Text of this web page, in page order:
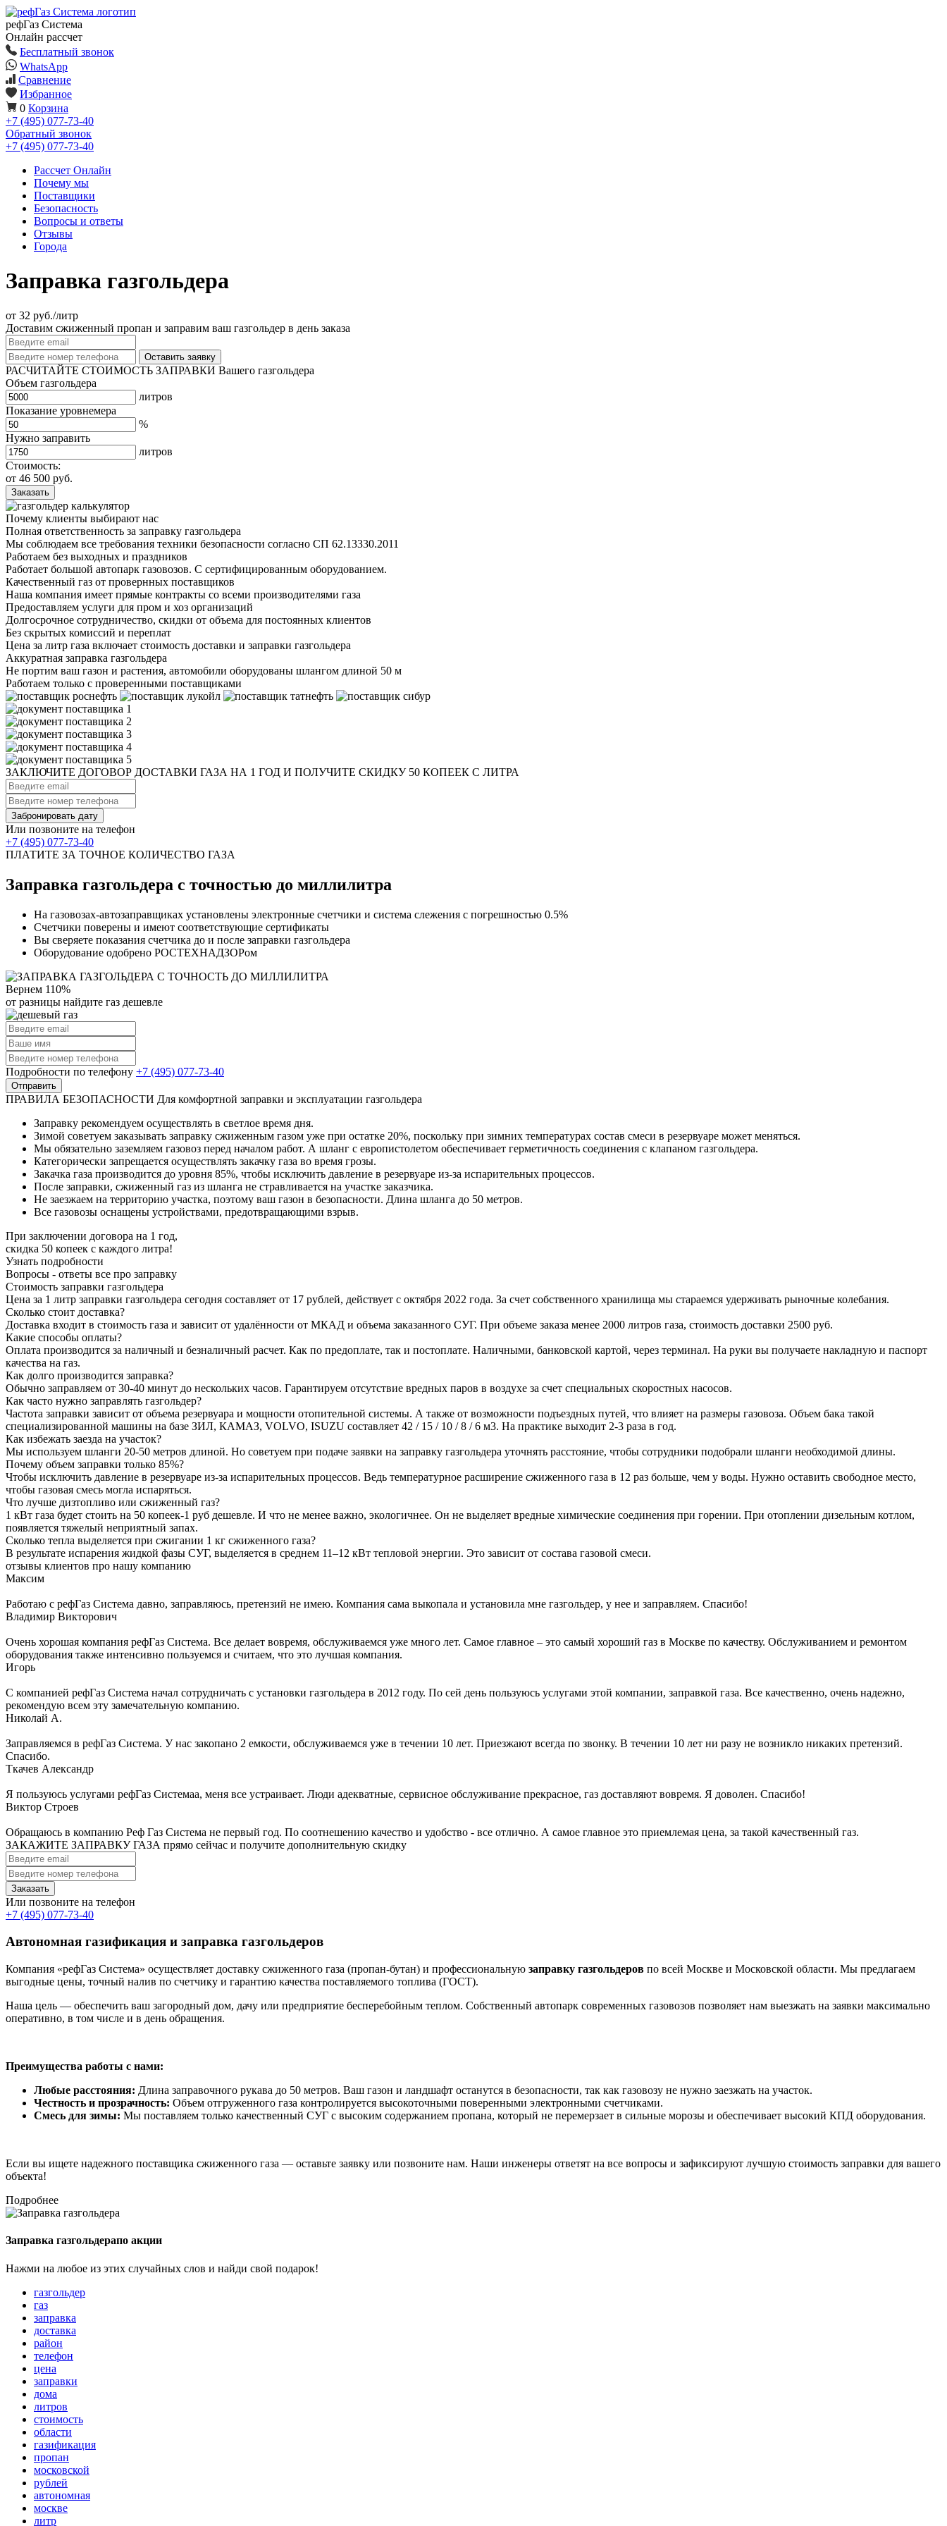
рефГаз Система
Онлайн рассчет
Бесплатный звонок
WhatsApp
Сравнение
Избранное
0 Корзина
+7 (495) 077-73-40
Обратный звонок
+7 (495) 077-73-40
Рассчет Онлайн
Почему мы
Поставщики
Безопасность
Вопросы и ответы
Отзывы
Города
Заправка газгольдера
от 32 руб./литр
Доставим сжиженный пропан и заправим ваш газгольдер в день заказа
Оставить заявку
РАСЧИТАЙТЕ СТОИМОСТЬ ЗАПРАВКИ Вашего газгольдера
Объем газгольдера
литров
Показание уровнемера
%
Нужно заправить
литров
Стоимость:
от 46 500 руб.
Заказать
Почему клиенты выбирают нас
Полная ответственность за заправку газгольдера
Мы соблюдаем все требования техники безопасности согласно СП 62.13330.2011
Работаем без выходных и праздников
Работает большой автопарк газовозов. С сертифицированным оборудованием.
Качественный газ от провернных поставщиков
Наша компания имеет прямые контракты со всеми производителями газа
Предоставляем услуги для пром и хоз организаций
Долгосрочное сотрудничество, скидки от объема для постоянных клиентов
Без скрытых комиссий и переплат
Цена за литр газа включает стоимость доставки и заправки газгольдера
Аккуратная заправка газгольдера
Не портим ваш газон и растения, автомобили оборудованы шлангом длиной 50 м
Работаем только с проверенными поставщиками
ЗАКЛЮЧИТЕ ДОГОВОР ДОСТАВКИ ГАЗА НА 1 ГОД И ПОЛУЧИТЕ СКИДКУ 50 КОПЕЕК С ЛИТРА
Забронировать дату
Или позвоните на телефон
+7 (495) 077-73-40
ПЛАТИТЕ ЗА ТОЧНОЕ КОЛИЧЕСТВО ГАЗА
Заправка газгольдера с точностью до миллилитра
На газовозах-автозаправщиках установлены электронные счетчики и система слежения с погрешностью 0.5%
Счетчики поверены и имеют соответствующие сертификаты
Вы сверяете показания счетчика до и после заправки газгольдера
Оборудование одобрено РОСТЕХНАДЗОРом
Вернем 110%
от разницы найдите газ дешевле
Подробности по телефону +7 (495) 077-73-40
Отправить
ПРАВИЛА БЕЗОПАСНОСТИ Для комфортной заправки и эксплуатации газгольдера
Заправку рекомендуем осуществлять в светлое время дня.
Зимой советуем заказывать заправку сжиженным газом уже при остатке 20%, поскольку при зимних температурах состав смеси в резервуаре может меняться.
Мы обязательно заземляем газовоз перед началом работ. А шланг с европистолетом обеспечивает герметичность соединения с клапаном газгольдера.
Категорически запрещается осуществлять закачку газа во время грозы.
Закачка газа производится до уровня 85%, чтобы исключить давление в резервуаре из-за испарительных процессов.
После заправки, сжиженный газ из шланга не стравливается на участке заказчика.
Не заезжаем на территорию участка, поэтому ваш газон в безопасности. Длина шланга до 50 метров.
Все газовозы оснащены устройствами, предотвращающими взрыв.
При заключении договора на 1 год,
скидка 50 копеек с каждого литра!
Узнать подробности
Вопросы - ответы все про заправку
Стоимость заправки газгольдера
Цена за 1 литр заправки газгольдера сегодня составляет от 17 рублей, действует с октября 2022 года. За счет собственного хранилища мы стараемся удерживать рыночные колебания.
Сколько стоит доставка?
Доставка входит в стоимость газа и зависит от удалённости от МКАД и объема заказанного СУГ. При объеме заказа менее 2000 литров газа, стоимость доставки 2500 руб.
Какие способы оплаты?
Оплата производится за наличный и безналичный расчет. Как по предоплате, так и постоплате. Наличными, банковской картой, через терминал. На руки вы получаете накладную и паспорт
качества на газ.
Как долго производится заправка?
Обычно заправляем от 30-40 минут до нескольких часов. Гарантируем отсутствие вредных паров в воздухе за счет специальных скоростных насосов.
Как часто нужно заправлять газгольдер?
Частота заправки зависит от объема резервуара и мощности отопительной системы. А также от возможности подъездных путей, что влияет на размеры газовоза. Объем бака такой
специализированной машины на базе ЗИЛ, КАМАЗ, VOLVO, ISUZU составляет 42 / 15 / 10 / 8 / 6 м3. На практике выходит 2-3 раза в год.
Как избежать заезда на участок?
Мы используем шланги 20-50 метров длиной. Но советуем при подаче заявки на заправку газгольдера уточнять расстояние, чтобы сотрудники подобрали шланги необходимой длины.
Почему объем заправки только 85%?
Чтобы исключить давление в резервуаре из-за испарительных процессов. Ведь температурное расширение сжиженного газа в 12 раз больше, чем у воды. Нужно оставить свободное место,
чтобы газовая смесь могла испаряться.
Что лучше дизтопливо или сжиженный газ?
1 кВт газа будет стоить на 50 копеек-1 руб дешевле. И что не менее важно, экологичнее. Он не выделяет вредные химические соединения при горении. При отоплении дизельным котлом,
появляется тяжелый неприятный запах.
Сколько тепла выделяется при сжигании 1 кг сжиженного газа?
В результате испарения жидкой фазы СУГ, выделяется в среднем 11–12 кВт тепловой энергии. Это зависит от состава газовой смеси.
отзывы клиентов про нашу компанию
Максим
Работаю с рефГаз Система давно, заправляюсь, претензий не имею. Компания сама выкопала и установила мне газгольдер, у нее и заправляем. Спасибо!
Владимир Викторович
Очень хорошая компания рефГаз Система. Все делает вовремя, обслуживаемся уже много лет. Самое главное – это самый хороший газ в Москве по качеству. Обслуживанием и ремонтом
оборудования также интенсивно пользуемся и считаем, что это лучшая компания.
Игорь
С компанией рефГаз Система начал сотрудничать с установки газгольдера в 2012 году. По сей день пользуюсь услугами этой компании, заправкой газа. Все качественно, очень надежно,
рекомендую всем эту замечательную компанию.
Николай А.
Заправляемся в рефГаз Система. У нас закопано 2 емкости, обслуживаемся уже в течении 10 лет. Приезжают всегда по звонку. В течении 10 лет ни разу не возникло никаких претензий.
Спасибо.
Ткачев Александр
Я пользуюсь услугами рефГаз Системаа, меня все устраивает. Люди адекватные, сервисное обслуживание прекрасное, газ доставляют вовремя. Я доволен. Спасибо!
Виктор Строев
Обращаюсь в компанию Реф Газ Система не первый год. По соотнешению качество и удобство - все отлично. А самое главное это приемлемая цена, за такой качественный газ.
ЗАКАЖИТЕ ЗАПРАВКУ ГАЗА прямо сейчас и получите дополнительную скидку
Заказать
Или позвоните на телефон
+7 (495) 077-73-40
Автономная газификация и заправка газгольдеров
Компания «рефГаз Система» осуществляет доставку сжиженного газа (пропан-бутан) и профессиональную заправку газгольдеров по всей Москве и Московской области. Мы предлагаем
выгодные цены, точный налив по счетчику и гарантию качества поставляемого топлива (ГОСТ).
Наша цель — обеспечить ваш загородный дом, дачу или предприятие бесперебойным теплом. Собственный автопарк современных газовозов позволяет нам выезжать на заявки максимально
оперативно, в том числе и в день обращения.
Преимущества работы с нами:
Любые расстояния: Длина заправочного рукава до 50 метров. Ваш газон и ландшафт останутся в безопасности, так как газовозу не нужно заезжать на участок.
Честность и прозрачность: Объем отгруженного газа контролируется высокоточными поверенными электронными счетчиками.
Смесь для зимы: Мы поставляем только качественный СУГ с высоким содержанием пропана, который не перемерзает в сильные морозы и обеспечивает высокий КПД оборудования.
Если вы ищете надежного поставщика сжиженного газа — оставьте заявку или позвоните нам. Наши инженеры ответят на все вопросы и зафиксируют лучшую стоимость заправки для вашего
объекта!
Подробнее
Заправка газгольдерапо акции
Нажми на любое из этих случайных слов и найди свой подарок!
газгольдер
газ
заправка
доставка
район
телефон
цена
заправки
дома
литров
стоимость
области
газификация
пропан
московской
рублей
автономная
москве
литр